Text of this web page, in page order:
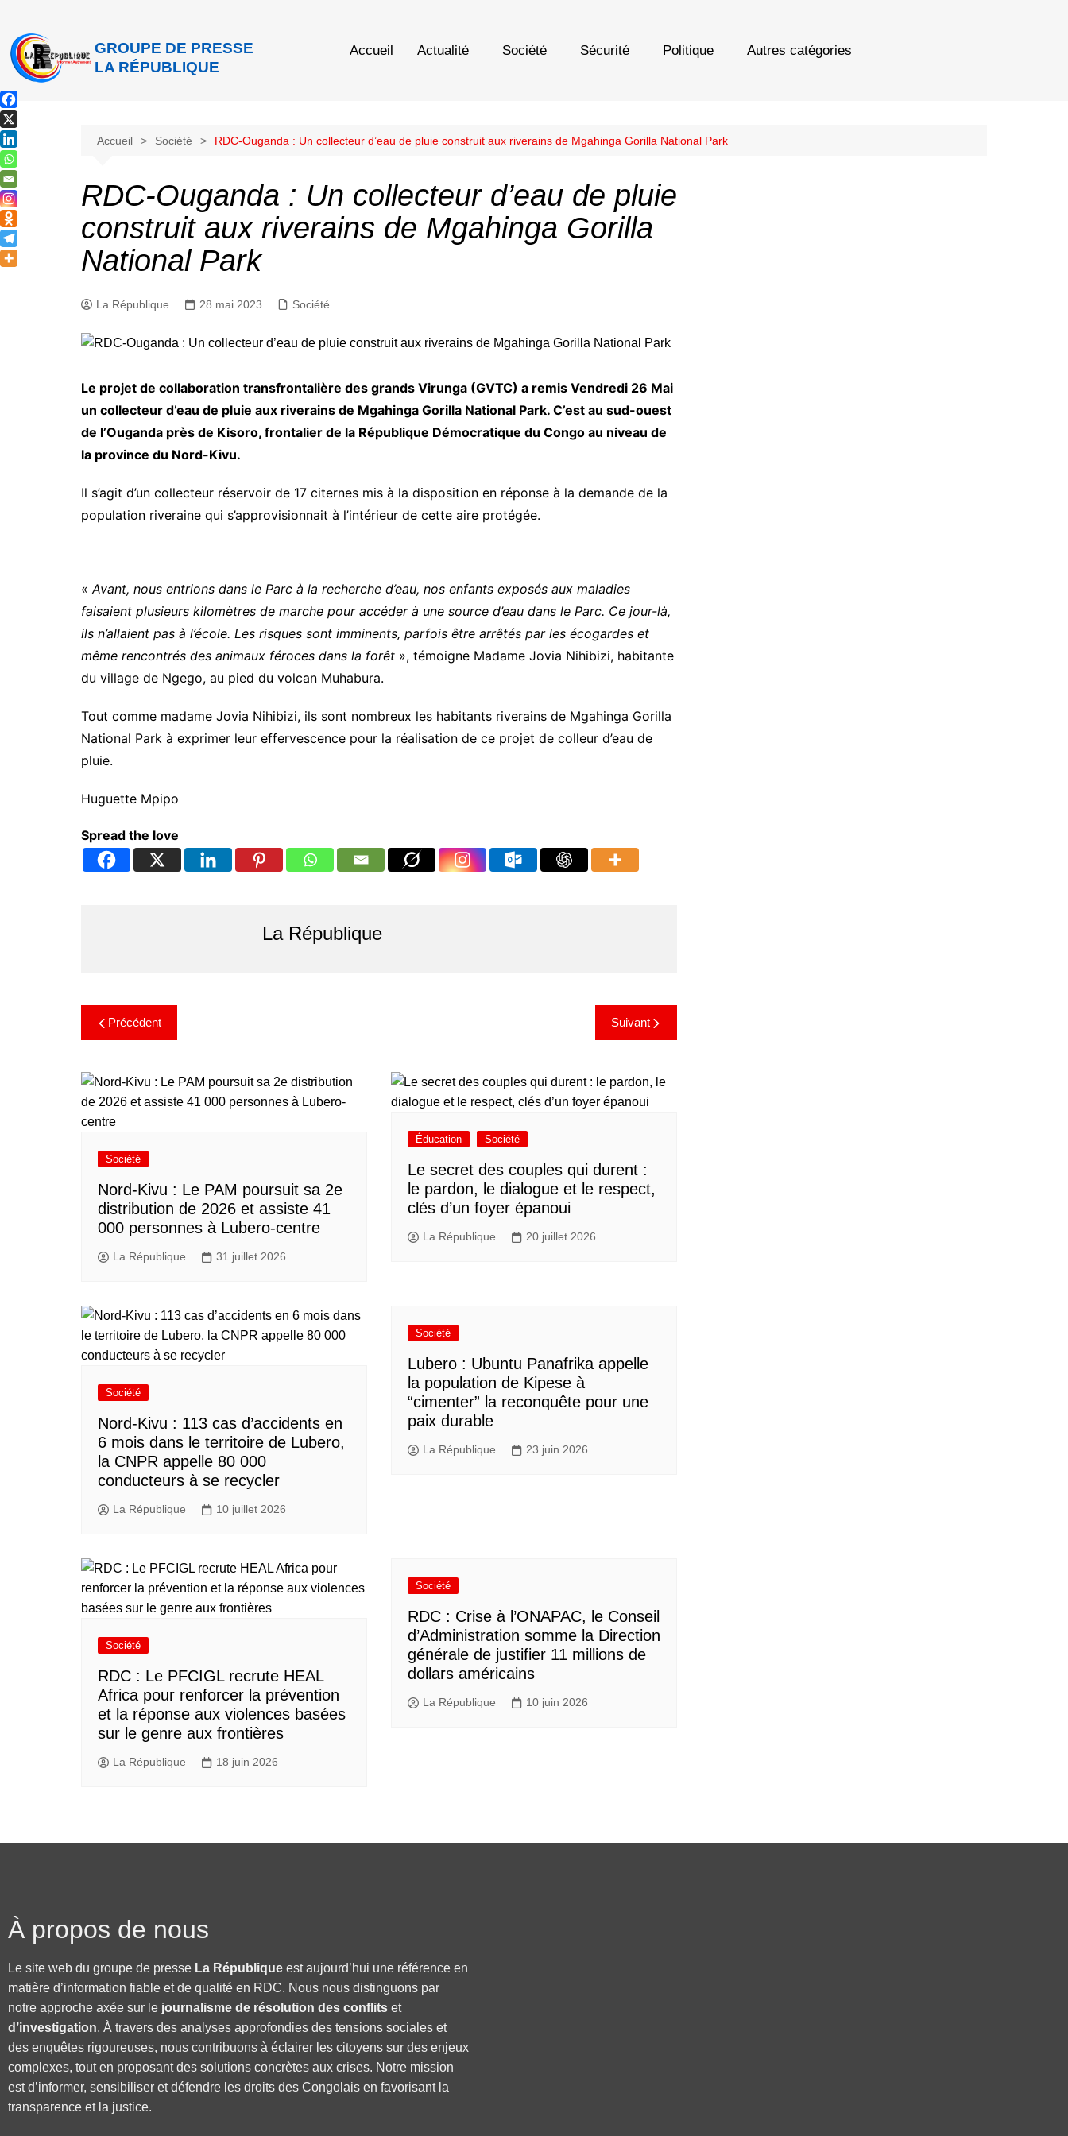
GROUPE DE PRESSE
LA RÉPUBLIQUE
Accueil Actualité Société Sécurité Politique Autres catégories
Accueil Société RDC-Ouganda : Un collecteur d’eau de pluie construit aux riverains de Mgahinga Gorilla National Park
RDC-Ouganda : Un collecteur d’eau de pluie
construit aux riverains de Mgahinga Gorilla
National Park
La République 28 mai 2023 Société
Le projet de collaboration transfrontalière des grands Virunga (GVTC) a remis Vendredi 26 Mai
un collecteur d’eau de pluie aux riverains de Mgahinga Gorilla National Park. C’est au sud-ouest
de l’Ouganda près de Kisoro, frontalier de la République Démocratique du Congo au niveau de
la province du Nord-Kivu.
Il s’agit d’un collecteur réservoir de 17 citernes mis à la disposition en réponse à la demande de la
population riveraine qui s’approvisionnait à l’intérieur de cette aire protégée.
«Avant, nous entrions dans le Parc à la recherche d’eau, nos enfants exposés aux maladies
faisaient plusieurs kilomètres de marche pour accéder à une source d’eau dans le Parc. Ce jour-là,
ils n’allaient pas à l’école. Les risques sont imminents, parfois être arrêtés par les écogardes et
même rencontrés des animaux féroces dans la forêt », témoigne Madame Jovia Nihibizi, habitante
du village de Ngego, au pied du volcan Muhabura.
Tout comme madame Jovia Nihibizi, ils sont nombreux les habitants riverains de Mgahinga Gorilla
National Park à exprimer leur effervescence pour la réalisation de ce projet de colleur d’eau de
pluie.
Huguette Mpipo
Spread the love
La République
Précédent Suivant
Société
Nord-Kivu : Le PAM poursuit sa 2e
distribution de 2026 et assiste 41
000 personnes à Lubero-centre
La République 31 juillet 2026
Éducation Société
Le secret des couples qui durent :
le pardon, le dialogue et le respect,
clés d’un foyer épanoui
La République 20 juillet 2026
Société
Nord-Kivu : 113 cas d’accidents en
6 mois dans le territoire de Lubero,
la CNPR appelle 80 000
conducteurs à se recycler
La République 10 juillet 2026
Société
Lubero : Ubuntu Panafrika appelle
la population de Kipese à
“cimenter” la reconquête pour une
paix durable
La République 23 juin 2026
Société
RDC : Le PFCIGL recrute HEAL
Africa pour renforcer la prévention
et la réponse aux violences basées
sur le genre aux frontières
La République 18 juin 2026
Société
RDC : Crise à l’ONAPAC, le Conseil
d’Administration somme la Direction
générale de justifier 11 millions de
dollars américains
La République 10 juin 2026
À propos de nous
Le site web du groupe de presse La République est aujourd’hui une référence en
matière d’information fiable et de qualité en RDC. Nous nous distinguons par
notre approche axée sur le journalisme de résolution des conflits et
d’investigation. À travers des analyses approfondies des tensions sociales et
des enquêtes rigoureuses, nous contribuons à éclairer les citoyens sur des enjeux
complexes, tout en proposant des solutions concrètes aux crises. Notre mission
est d’informer, sensibiliser et défendre les droits des Congolais en favorisant la
transparence et la justice.